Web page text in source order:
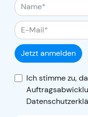
Jetzt anmelden
Ich stimme zu,